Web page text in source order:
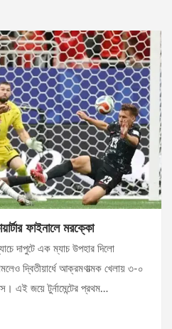
ফাইনালে মরক্কো
দাপুটে এক ম্যাচ উপহার দিলো
দ্বিতীয়ার্ধে আক্রমণাত্মক খেলায় ৩-০
এই জয়ে টুর্নামেন্টের প্রথম…